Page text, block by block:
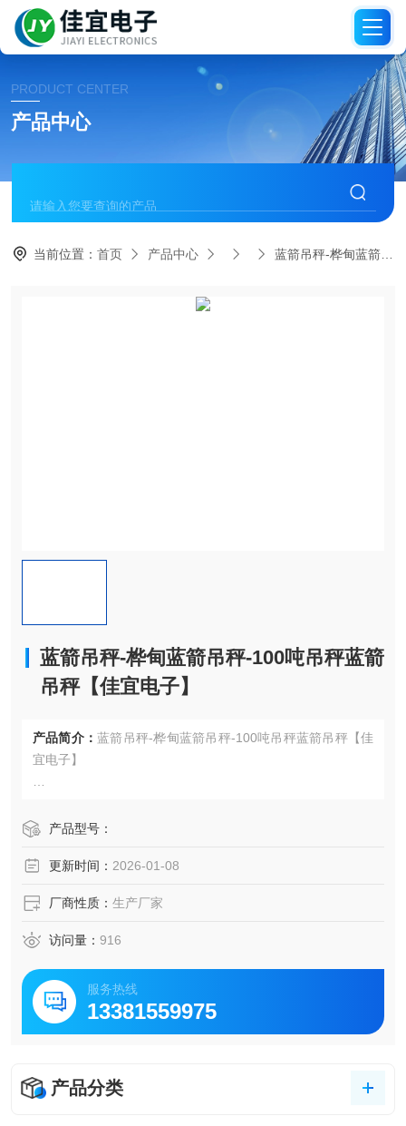
PRODUCT CENTER
产品中心
当前位置：首页 产品中心 蓝箭吊秤-桦甸蓝箭吊秤-100吨吊秤蓝箭吊秤【佳宜电子】
蓝箭吊秤-桦甸蓝箭吊秤-100吨吊秤蓝箭
吊秤【佳宜电子】
产品简介： 蓝箭吊秤-桦甸蓝箭吊秤-100吨吊秤蓝箭吊秤【佳
宜电子】
◇标准配置无线遥控器，标定、归零、累加，遥控操作。
☆信号无接收信号，无操作后5分钟自动关机
产品型号：
更新时间： 2026-01-08
厂商性质： 生产厂家
访问量： 916
服务热线
13381559975
产品分类